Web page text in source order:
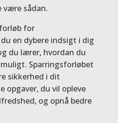
være sådan.
for
en dybere indsigt i dig
du lærer, hvordan du
Sparringsforløbet
sikkerhed i dit
opgaver, du vil opleve
og opnå bedre